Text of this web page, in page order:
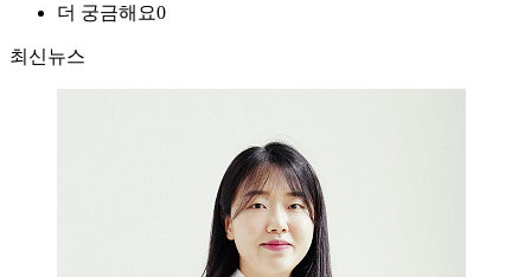
더 궁금해요0
최신뉴스